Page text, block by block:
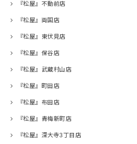
『松屋』不動前店
『松屋』両国店
『松屋』東伏見店
『松屋』保谷店
『松屋』武蔵村山店
『松屋』町田店
『松屋』布田店
『松屋』青梅新町店
『松屋』深大寺3丁目店